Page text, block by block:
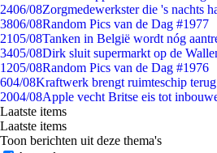
2406/08Zorgmedewerkster die 's nachts
3806/08Random Pics van de Dag #1977
2105/08Tanken in België wordt nóg
3405/08Dirk sluit supermarkt op de
1205/08Random Pics van de Dag #1976
604/08Kraftwerk brengt ruimteschip
2004/08Apple vecht Britse eis tot
Laatste items
Laatste items
Toon berichten uit deze thema's